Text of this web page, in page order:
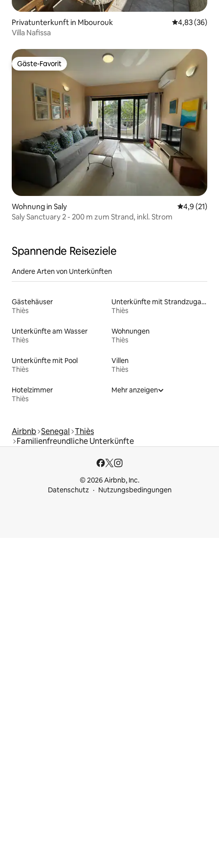
Privatunterkunft in Mbourouk
4,83 (36)
Villa Nafissa
Gäste-Favorit
Gäste-Favorit
Wohnung in Saly
4,9 (21)
Saly Sanctuary 2 - 200 m zum Strand, inkl. Strom
Spannende Reiseziele
Andere Arten von Unterkünften
Gästehäuser
Thiès
Unterkünfte mit Strandzugang
Thiès
Unterkünfte am Wasser
Thiès
Wohnungen
Thiès
Unterkünfte mit Pool
Thiès
Villen
Thiès
Hotelzimmer
Thiès
Mehr anzeigen
Airbnb Senegal Thiès
Familienfreundliche Unterkünfte
© 2026 Airbnb, Inc.
Datenschutz
Nutzungsbedingungen